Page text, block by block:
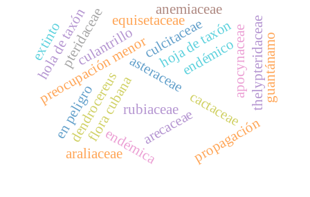
asteraceaeendémico
flora cubana
preocupación menor
rubiaceae
apocynaceae
endémicaarecaceaecactaceae
dendrocereus propagación
culantrillo
en peligro
hoja de taxón
pteridaceae
hola de taxón equisetaceae thelypteridaceae
araliaceae
extinto guantánamo
anemiaceae
culcitaceae